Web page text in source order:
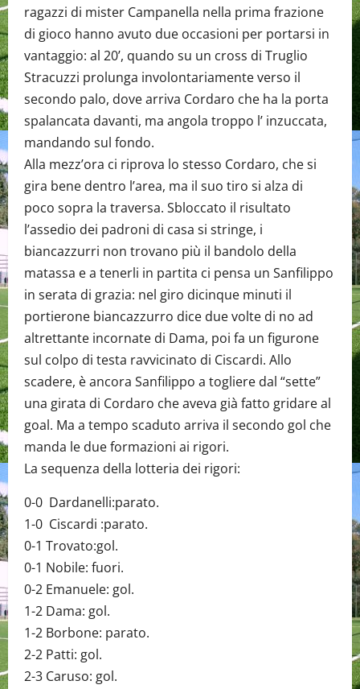
ragazzi di mister Campanella nella prima frazione
di gioco hanno avuto due occasioni per portarsi in
vantaggio: al 20’, quando su un cross di Truglio
Stracuzzi prolunga involontariamente verso il
secondo palo, dove arriva Cordaro che ha la porta
spalancata davanti, ma angola troppo l’ inzuccata,
mandando sul fondo.
Alla mezz’ora ci riprova lo stesso Cordaro, che si
gira bene dentro l’area, ma il suo tiro si alza di
poco sopra la traversa. Sbloccato il risultato
l’assedio dei padroni di casa si stringe, i
biancazzurri non trovano più il bandolo della
matassa e a tenerli in partita ci pensa un Sanfilippo
in serata di grazia: nel giro dicinque minuti il
portierone biancazzurro dice due volte di no ad
altrettante incornate di Dama, poi fa un figurone
sul colpo di testa ravvicinato di Ciscardi. Allo
scadere, è ancora Sanfilippo a togliere dal “sette”
una girata di Cordaro che aveva già fatto gridare al
goal. Ma a tempo scaduto arriva il secondo gol che
manda le due formazioni ai rigori.
La sequenza della lotteria dei rigori:
0-0 Dardanelli:parato.
1-0 Ciscardi :parato.
0-1 Trovato:gol.
0-1 Nobile: fuori.
0-2 Emanuele: gol.
1-2 Dama: gol.
1-2 Borbone: parato.
2-2 Patti: gol.
2-3 Caruso: gol.